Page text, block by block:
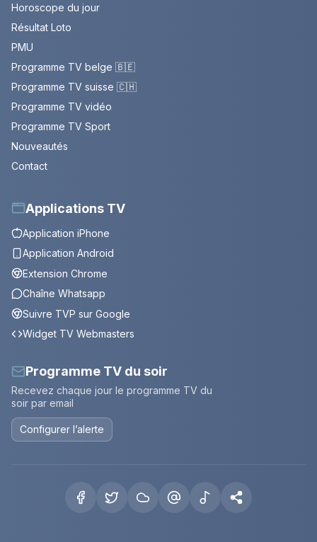
Horoscope du jour
Résultat Loto
PMU
Programme TV belge 🇧🇪
Programme TV suisse 🇨🇭
Programme TV vidéo
Programme TV Sport
Nouveautés
Contact
Applications TV
Application iPhone
Application Android
Extension Chrome
Chaîne Whatsapp
Suivre TVP sur Google
Widget TV Webmasters
Programme TV du soir
Recevez chaque jour le programme TV du
soir par email
Configurer l’alerte